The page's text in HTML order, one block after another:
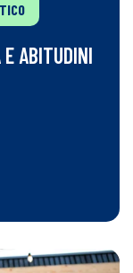
ABITUDINI